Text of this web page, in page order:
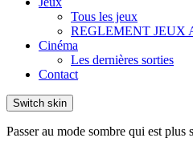
Tous les jeux
REGLEMENT JEUX
Cinéma
Les dernières sorties
Contact
Switch skin
Passer au mode sombre qui est